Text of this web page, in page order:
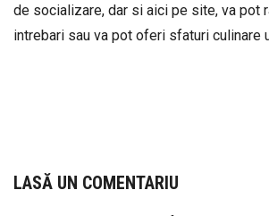
de socializare, dar si aici pe site, va pot
intrebari sau va pot oferi sfaturi culinare
LASĂ UN COMENTARIU